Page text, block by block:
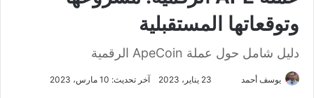
وتوقعاتها المستقبلية
دليل شامل حول عملة ApeCoin الرقمية
يوسف أحمد 23 يناير، 2023 آخر تحديث: 10 مارس، 2023